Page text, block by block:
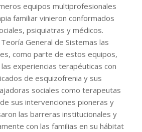
equipos multiprofesionales
familiar vinieron conformados
psiquiatras y médicos.
General de Sistemas las
como parte de estos equipos,
experiencias terapéuticas con
de esquizofrenia y sus
sociales como terapeutas
sus intervenciones pioneras y
las barreras institucionales y
con las familias en su hábitat